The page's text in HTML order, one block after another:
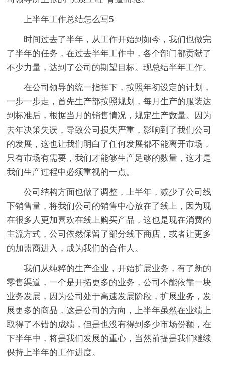
上半年工作总结怎么写5
时间过去了半年，从工作开始到如今，我们也做完
了半年的任务，在过去半年工作中，各个部门都贡献了
不少力量，达到了公司的期望目标。现总结半年工作。
在公司领导的统一指挥下，按照年初设定的计划，
一步一步走，首先生产部按照规划，每月生产的服装达
到标准后，根据当月的销售情况，规定生产数量。因为
去年决策失误，导致公司损失严重，影响到了我们公司
的发展，这也让我们明白了任何发展都不能离开市场，
只有市场有需要，我们才能够生产足够的数量，这才是
我们生产过程中必须重视的一点。
公司结构方面也做了调整，上半年，减少了公司线
下销售量，将我们公司的销售中心放在了线上，因为现
在很多人更加喜欢在线上购买产品，这也是现在消费的
主流方式，公司依然保留了部分线下商店，或者让更多
的加盟商进入，成为我们的合作人。
我们从纯粹的生产企业，开始扩展业务，有了新的
零售渠道，一个是开拓更多的业务，公司不能依靠一块
业务发展，因为公司处于高速发展阶段，扩展业务，发
展更多的商品，这是公司的方向，上半年虽然在业绩上
取得了不错的成绩，但是也没有得到多少市场份额，在
下半年中，将是我们发展的重心，当然前提是我们继续
保持上半年的工作进度。